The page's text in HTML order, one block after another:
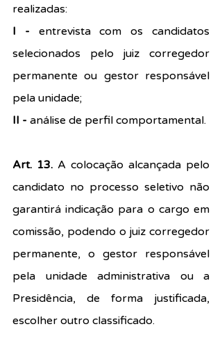
realizadas:
I - entrevista com os candidatos
selecionados pelo juiz corregedor
permanente ou gestor responsável
pela unidade;
II - análise de perfil comportamental.
Art. 13. A colocação alcançada pelo
candidato no processo seletivo não
garantirá indicação para o cargo em
comissão, podendo o juiz corregedor
permanente, o gestor responsável
pela unidade administrativa ou a
Presidência, de forma justificada,
escolher outro classificado.